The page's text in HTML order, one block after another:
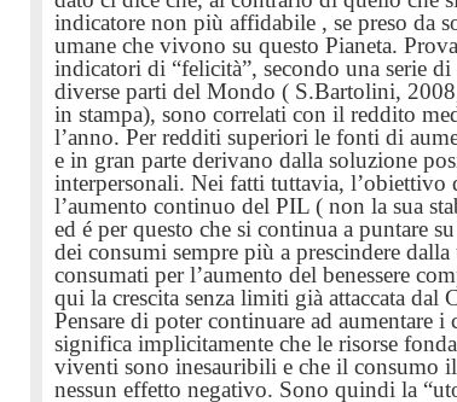
indicatore non più affidabile , se preso da
umane che vivono su questo Pianeta.
indicatori di “felicità”, secondo una serie
diverse parti del Mondo ( S.Bartolini,
in stampa), sono correlati con il reddito
l’anno. Per redditi superiori le fonti di
e in gran parte derivano dalla soluzione
interpersonali. Nei fatti tuttavia,
l’aumento continuo del PIL ( non la sua
ed é per questo che si continua a puntare
dei consumi sempre più a prescindere
consumati per l’aumento del benessere
qui la crescita senza limiti già attaccata dal
Pensare di poter continuare ad aumentare i
significa implicitamente che le risorse
viventi sono inesauribili e che il consumo
nessun effetto negativo. Sono quindi la